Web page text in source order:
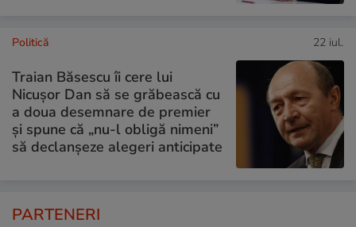
Politică 22 iul.
Traian Băsescu îi cere lui
Nicușor Dan să se grăbească cu
a doua desemnare de premier
și spune că „nu-l obligă nimeni”
să declanșeze alegeri anticipate
PARTENERI